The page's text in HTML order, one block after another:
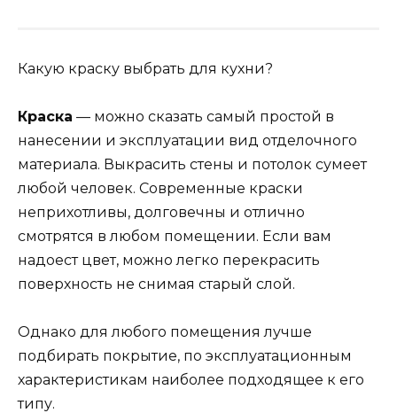
Какую краску выбрать для кухни?
Краска — можно сказать самый простой в
нанесении и эксплуатации вид отделочного
материала. Выкрасить стены и потолок сумеет
любой человек. Современные краски
неприхотливы, долговечны и отлично
смотрятся в любом помещении. Если вам
надоест цвет, можно легко перекрасить
поверхность не снимая старый слой.
Однако для любого помещения лучше
подбирать покрытие, по эксплуатационным
характеристикам наиболее подходящее к его
типу.